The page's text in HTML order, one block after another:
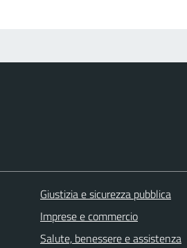
Giustizia e sicurezza pubblica
Imprese e commercio
Salute, benessere e assistenza